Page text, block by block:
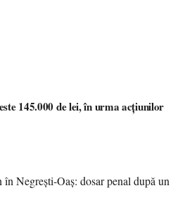
145.000 de lei, în urma acțiunilor